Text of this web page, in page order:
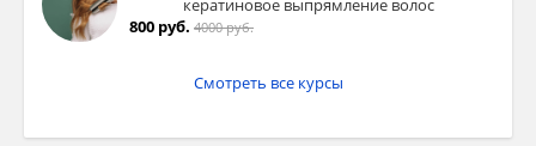
800 руб. 4000 руб.
Смотреть все курсы